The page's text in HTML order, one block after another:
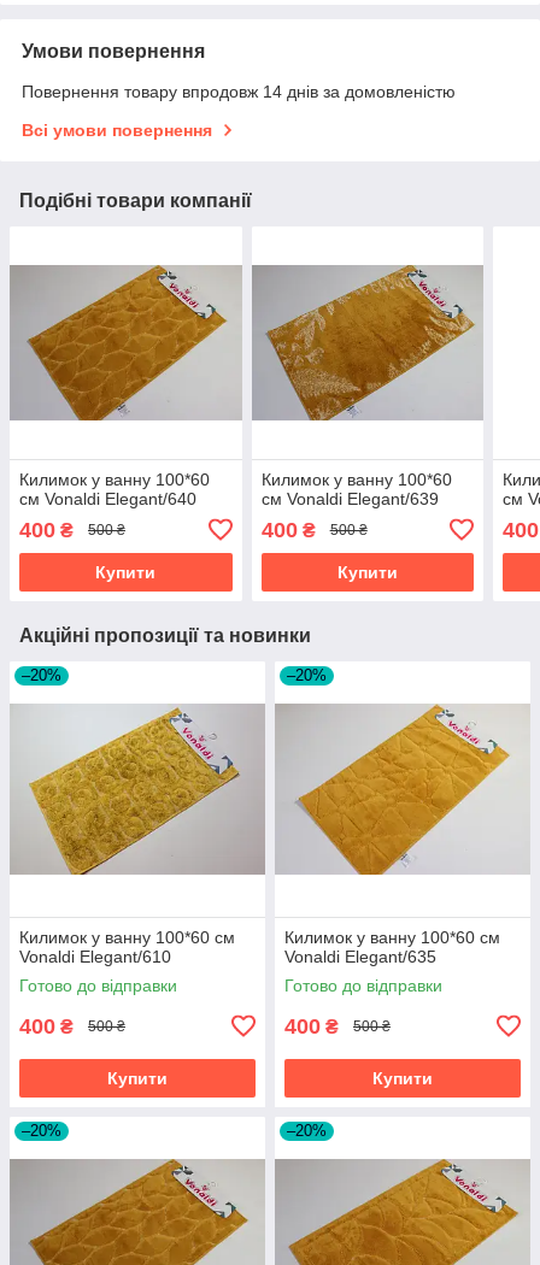
Умови повернення
Повернення товару впродовж 14 днів за домовленістю
Всі умови повернення
Подібні товари компанії
Килимок у ванну 100*60
см Vonaldi Elegant/640
400 ₴ 500 ₴
Купити
Килимок у ванну 100*60
см Vonaldi Elegant/639
400₴ 500 ₴
Купити
см
400
Акційні пропозиції та новинки
–20%
Килимок у ванну 100*60 см
Vonaldi Elegant/610
Готово до відправки
400 ₴ 500 ₴
Купити
–20%
Килимок у ванну 100*60 см
Vonaldi Elegant/635
Готово до відправки
400 ₴ 500 ₴
Купити
–20% –20%